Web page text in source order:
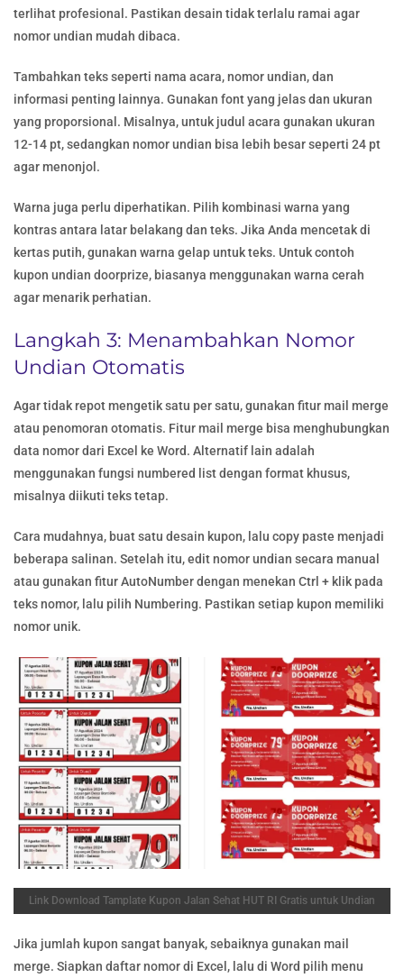
terlihat profesional. Pastikan desain tidak terlalu ramai agar
nomor undian mudah dibaca.
Tambahkan teks seperti nama acara, nomor undian, dan
informasi penting lainnya. Gunakan font yang jelas dan ukuran
yang proporsional. Misalnya, untuk judul acara gunakan ukuran
12-14 pt, sedangkan nomor undian bisa lebih besar seperti 24 pt
agar menonjol.
Warna juga perlu diperhatikan. Pilih kombinasi warna yang
kontras antara latar belakang dan teks. Jika Anda mencetak di
kertas putih, gunakan warna gelap untuk teks. Untuk contoh
kupon undian doorprize, biasanya menggunakan warna cerah
agar menarik perhatian.
Langkah 3: Menambahkan Nomor
Undian Otomatis
Agar tidak repot mengetik satu per satu, gunakan fitur mail merge
atau penomoran otomatis. Fitur mail merge bisa menghubungkan
data nomor dari Excel ke Word. Alternatif lain adalah
menggunakan fungsi numbered list dengan format khusus,
misalnya diikuti teks tetap.
Cara mudahnya, buat satu desain kupon, lalu copy paste menjadi
beberapa salinan. Setelah itu, edit nomor undian secara manual
atau gunakan fitur AutoNumber dengan menekan Ctrl + klik pada
teks nomor, lalu pilih Numbering. Pastikan setiap kupon memiliki
nomor unik.
Link Download Tamplate Kupon Jalan Sehat HUT RI Gratis untuk Undian
Jika jumlah kupon sangat banyak, sebaiknya gunakan mail
merge. Siapkan daftar nomor di Excel, lalu di Word pilih menu